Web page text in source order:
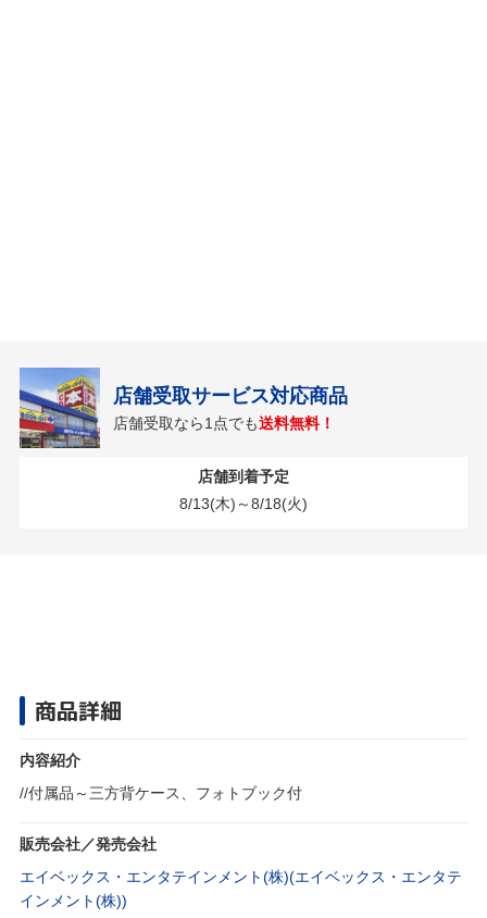
店舗受取サービス対応商品
店舗受取なら1点でも送料無料！
店舗到着予定
8/13(木)～8/18(火)
商品詳細
内容紹介
//付属品～三方背ケース、フォトブック付
販売会社／発売会社
エイベックス・エンタテインメント(株)(エイベックス・エンタテ
インメント(株))